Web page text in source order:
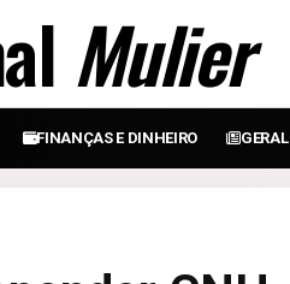
Mulier
FINANÇAS E DINHEIRO GERAL